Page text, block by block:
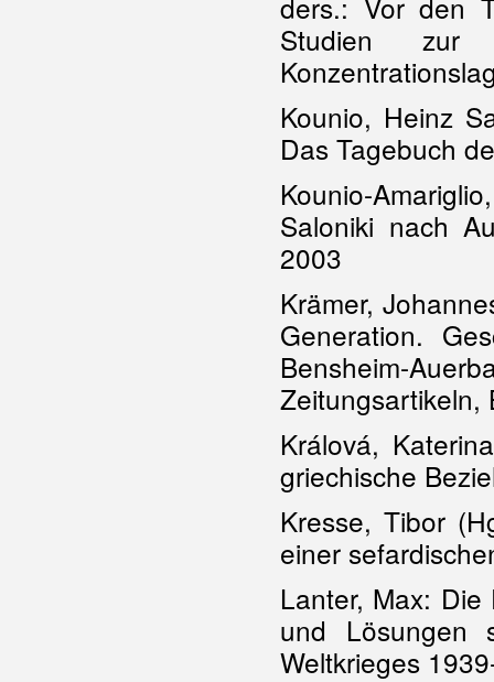
Studien zur
Kounio, Heinz
Das Tagebuch
Kounio-
Saloniki nach
2003
Krämer,
Generation.
Bensheim-
Zeitungsartikeln,
Králová,
griechische
Kresse, Tibor
einer
Lanter, Max:
und Lösungen
Weltkrieges